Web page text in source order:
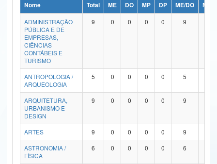
Ministério da Ciência, Tecnologia, Inovações e Comunicações
Ministério do Meio Ambiente
Ministério do Turismo
Ministério do Desenvolvimento Regional
Controladoria-Geral da União
Ministério da Mulher, da Família e dos Direitos Humanos
Secretaria de Governo
Nome Total ME DO MP DP ME/DO
MP/
ADMINISTRAÇÃO
PÚBLICA E DE
EMPRESAS,
CIÊNCIAS
CONTÁBEIS E
TURISMO
9 0 0 0 0 9
ANTROPOLOGIA /
ARQUEOLOGIA
5 0 0 0 0 5
ARQUITETURA,
URBANISMO E
DESIGN
9 0 0 0 0 9
ARTES 9 0 0 0 0 9
ASTRONOMIA /
FÍSICA
6 0 0 0 0 6